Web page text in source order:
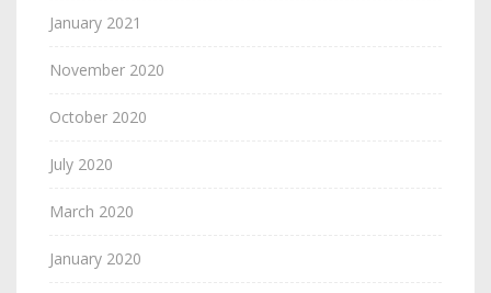
January 2021
November 2020
October 2020
July 2020
March 2020
January 2020